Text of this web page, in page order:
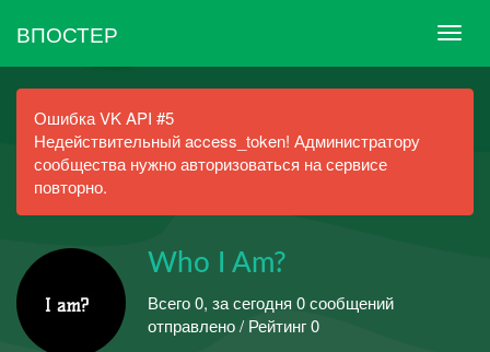
ВПОСТЕР
Ошибка VK API #5
Недействительный access_token! Администратору
сообщества нужно авторизоваться на сервисе
повторно.
Who I Am?
Всего 0, за сегодня 0 сообщений
отправлено / Рейтинг 0